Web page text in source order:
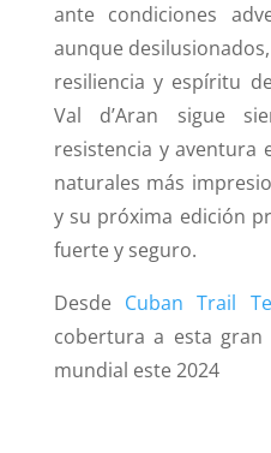
ante condiciones
aunque
resiliencia y espíritu
Val d’Aran sigue
resistencia y aventura
naturales más
y su próxima edición
fuerte y seguro.
Desde Cuban Trail
cobertura a esta
mundial este 2024